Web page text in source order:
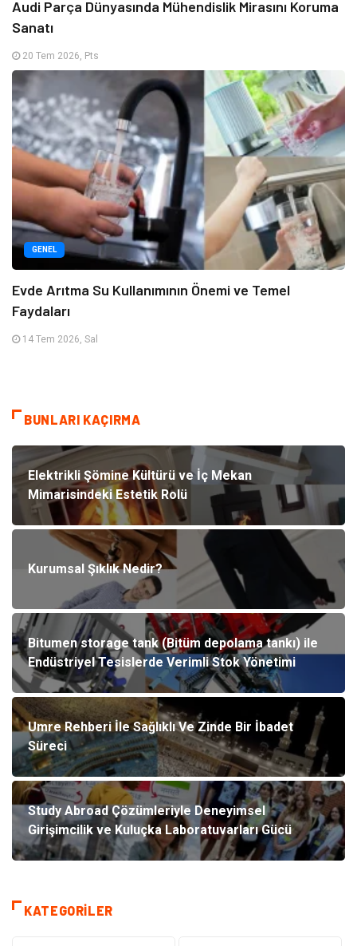
Audi Parça Dünyasında Mühendislik Mirasını Koruma
Sanatı
20 Tem 2026, Pts
GENEL
Evde Arıtma Su Kullanımının Önemi ve Temel
Faydaları
14 Tem 2026, Sal
BUNLARI KAÇIRMA
Elektrikli Şömine Kültürü ve İç Mekan
Mimarisindeki Estetik Rolü
Kurumsal Şıklık Nedir?
Bitumen storage tank (Bitüm depolama tankı) ile
Endüstriyel Tesislerde Verimli Stok Yönetimi
Umre Rehberi İle Sağlıklı Ve Zinde Bir İbadet
Süreci
Study Abroad Çözümleriyle Deneyimsel
Girişimcilik ve Kuluçka Laboratuvarları Gücü
KATEGORILER